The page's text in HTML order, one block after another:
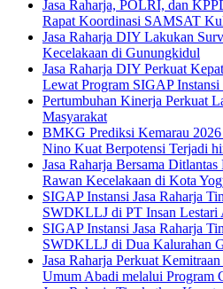
Jasa Raharja, POLRI, dan
Rapat Koordinasi SAMSAT
Jasa Raharja DIY Lakukan
Kecelakaan di Gunungkidul
Jasa Raharja DIY Perkuat
Lewat Program SIGAP
Pertumbuhan Kinerja Perkuat
Masyarakat
BMKG Prediksi Kemarau
Nino Kuat Berpotensi Terjadi
Jasa Raharja Bersama
Rawan Kecelakaan di Kota
SIGAP Instansi Jasa Raharja
SWDKLLJ di PT Insan Lestari
SIGAP Instansi Jasa Raharja
SWDKLLJ di Dua Kalurahan
Jasa Raharja Perkuat
Umum Abadi melalui Program